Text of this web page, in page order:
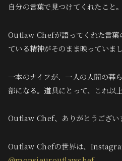
自分の言葉で見つけてくれたこと。
Outlaw Chefが語ってくれた言葉
ている精神がそのまま映っていまし
一本のナイフが、一人の人間の暮
部になる。道具にとって、これ以
Outlaw Chef、ありがとうござい
Outlaw Chefの世界は、